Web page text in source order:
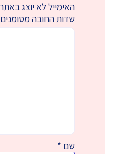
האימייל לא יוצג באתר.
שדות החובה מסומנים*
שם*